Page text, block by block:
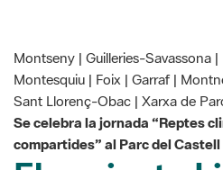
Se celebra la jornada “Reptes
compartides” al Parc del
El projecte